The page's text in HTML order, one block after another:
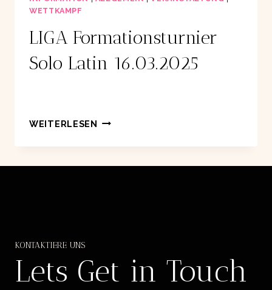
WETTKAMPF
LIGA Formationsturnier
Solo Latin 16.03.2025
WEITERLESEN LIGA
SOLO
KONTAKTIERE UNS
Lets Get in Touch